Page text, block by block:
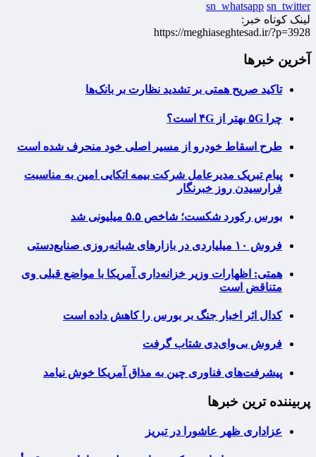
sn_whatsapp sn_twitter
لینک کوتاه خبر:
https://meghiaseghtesad.ir/?p=3928
آخرین خبرها
تاکید صریح همتی بر تشدید نظارت بر بانک‌ها
چرا ۵G بهتر از ۴G است؟
طرح اسقاط خودرو از مسیر اصلی خود منحرف شده است
پیام تبریک مدیرعامل شرکت بیمه اتکایی امین به مناسبت
فرارسیدن روز خبرنگار
بورس رکورد شکست؛ شاخص ۵.۵ میلیونی شد
فروش ۱۰ میلیاردی در بازارهای شبانه‌روزی صنایع‌دستی
همتی: اظهارات وزیر خزانه‌داری آمریکا با مواضع قبلی وی
متناقض است
کدال اثر اخبار جنگ بر بورس را کاهش داده است
فروش بی‌وای‌دی شتاب گرفت
پیشرفت‌های فناوری چین به مذاق آمریکا خوش نیامد
پربیننده ترین خبرها
عزاداری ظهر عاشورا در تبریز